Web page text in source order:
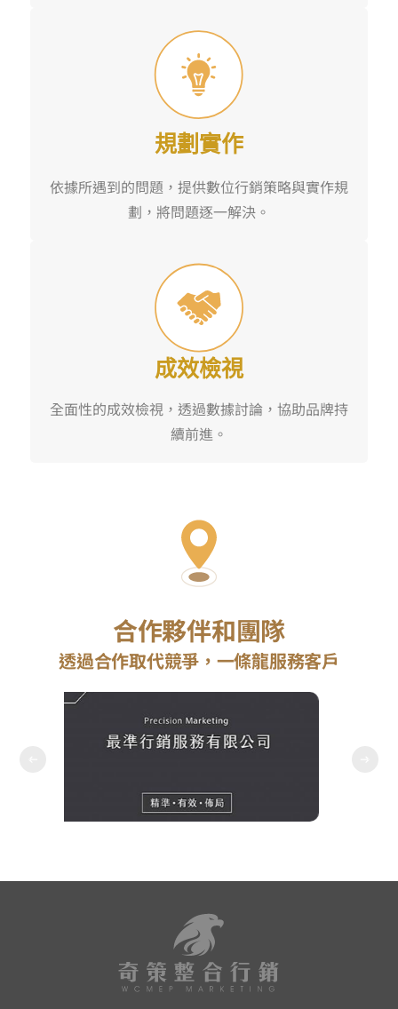
規劃實作
依據所遇到的問題，提供數位行銷策略與實作規
劃，將問題逐一解決。
成效檢視
全面性的成效檢視，透過數據討論，協助品牌持
續前進。
合作夥伴和團隊
透過合作取代競爭，一條龍服務客戶